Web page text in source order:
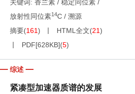
关键词: 香兰素 / 稳定同位素 /
放射性同位素14C / 溯源
摘要(161) HTML全文(21)
PDF[628KB](5)
综述
紧凑型加速器质谱的发展